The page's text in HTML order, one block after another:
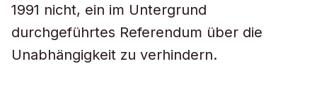
1991 nicht, ein im Untergrund
durchgeführtes Referendum über die
Unabhängigkeit zu verhindern.